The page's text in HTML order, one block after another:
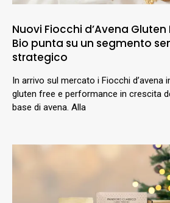
Nuovi Fiocchi d’Avena Gluten
Bio punta su un segmento
strategico
In arrivo sul mercato i Fiocchi d’avena
gluten free e performance in crescita
base di avena. Alla